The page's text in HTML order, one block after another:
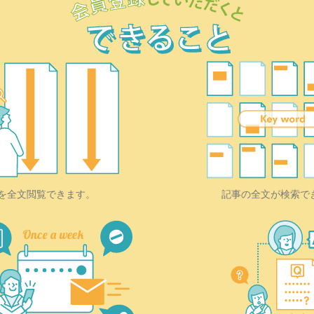
全文閲覧できます。 記事の全文が検索で